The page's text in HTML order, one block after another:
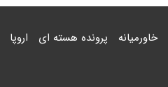
خاورمیانه پرونده هسته ای اروپا